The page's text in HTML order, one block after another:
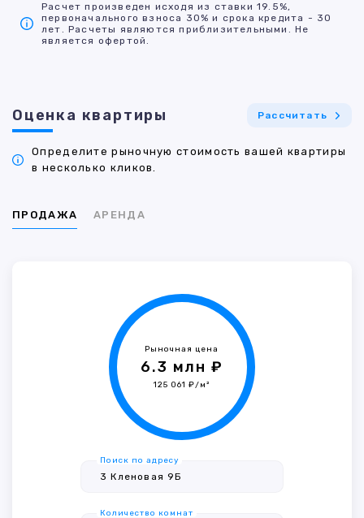
Расчет произведен исходя из ставки 19.5%,
первоначального взноса 30% и срока кредита - 30
лет. Расчеты являются приблизительными. Не
является офертой.
Оценка квартиры Рассчитать
Определите рыночную стоимость вашей квартиры
в несколько кликов.
ПРОДАЖА АРЕНДА
Рыночная цена
6.3 млн ₽
125 061 ₽/м²
Поиск по адресу
Количество комнат